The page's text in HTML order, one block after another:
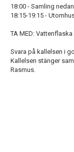
18:00 - Samling
18:15-19:15 -
TA MED:
Svara på kallelsen i
Kallelsen stänger
Rasmus.